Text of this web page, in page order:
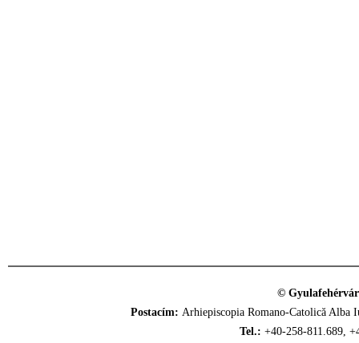
©
Postacím: Arhiepiscopia Romano-Catolică
Tel.: +40-258-811.689,